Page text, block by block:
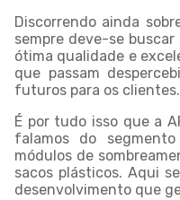
Discorrendo ainda
sempre deve-se
ótima qualidade e
que passam
futuros para os clientes.
É por tudo isso que a
falamos do
módulos de
sacos plásticos. Aqui
desenvolvimento que